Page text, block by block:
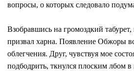
вопросы, о которых следовало
Взобравшись на громоздкий
призвал харна. Появление Обжоры
облегчения. Друг, чувствуя мое
подбодрить, ткнулся плоским лбом